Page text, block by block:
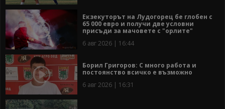
Екзекуторът на Лудогорец бе глобен с
65 000 евро и получи две условни
присъди за мачовете с "орлите"
6 авг 2026 | 16:44
Борил Григоров: С много работа и
постоянство всичко е възможно
6 авг 2026 | 16:31